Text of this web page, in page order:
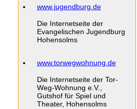
www.jugendburg.de
Die Internetseite der
Evangelischen Jugendburg
Hohensolms
www.torwegwohnung.de
Die Internetseite der Tor-
Weg-Wohnung e.V.,
Gutshof für Spiel und
Theater, Hohensolms